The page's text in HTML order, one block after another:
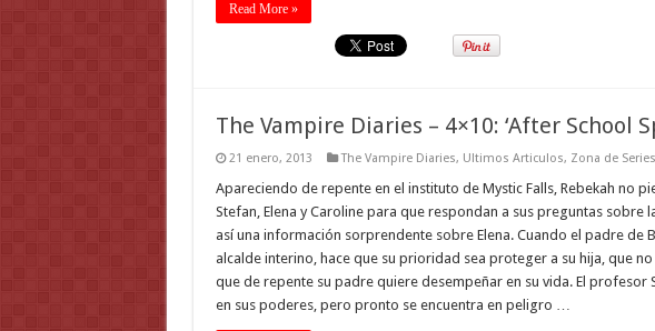
Read More »
The Vampire Diaries – 4×10: ‘After School
21 enero, 2013 The Vampire Diaries, Ultimos Articulos, Zona de Series
Apareciendo de repente en el instituto de Mystic Falls, Rebekah no
Stefan, Elena y Caroline para que respondan a sus preguntas sobre
así una información sorprendente sobre Elena. Cuando el padre de
alcalde interino, hace que su prioridad sea proteger a su hija, que
que de repente su padre quiere desempeñar en su vida. El profesor
en sus poderes, pero pronto se encuentra en peligro …